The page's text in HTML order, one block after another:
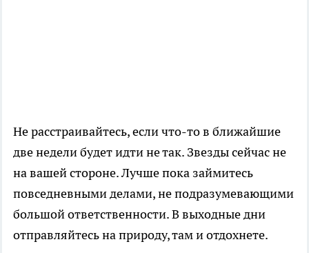
Не расстраивайтесь, если что-то в ближайшие
две недели будет идти не так. Звезды сейчас не
на вашей стороне. Лучше пока займитесь
повседневными делами, не подразумевающими
большой ответственности. В выходные дни
отправляйтесь на природу, там и отдохнете.